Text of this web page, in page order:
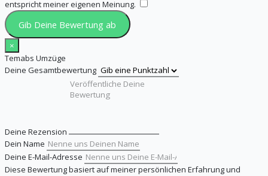
entspricht meiner eigenen Meinung.
Gib Deine Bewertung ab
×
Temabs Umzüge
Deine Gesamtbewertung
Deine Rezension
Dein Name
Deine E-Mail-Adresse
Diese Bewertung basiert auf meiner persönlichen Erfahrung und